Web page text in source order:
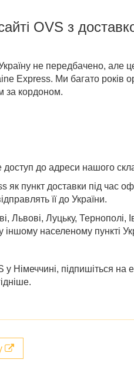
OVS з
не передбачено, але
Express. Ми багато років
за кордоном.
доступ до адреси нашого
як пункт доставки під час
її до України.
Львові, Луцьку,
іншому населеному пункті
у Німеччині, підпишіться на